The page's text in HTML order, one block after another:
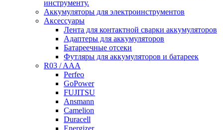
инструменту.
Аккумуляторы для электроинструментов
Аксессуары
Лента для контактной сварки аккумуляторов
Адаптеры для аккумуляторов
Батареечные отсеки
Футляры для аккумуляторов и батареек
R03 / AAA
Perfeo
GoPower
FUJITSU
Ansmann
Camelion
Duracell
Energizer